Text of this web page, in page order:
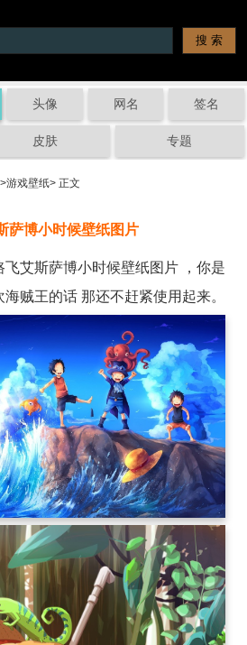
头像 网名 签名
皮肤 专题
>游戏壁纸> 正文
萨博小时候壁纸图片
艾斯萨博小时候壁纸图片 ，你是
贼王的话 那还不赶紧使用起来。